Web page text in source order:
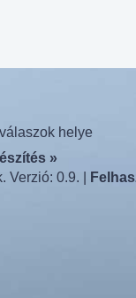
helye
»
Verzió: 0.9. |